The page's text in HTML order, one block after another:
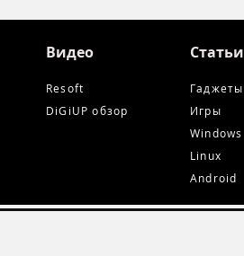
Видео Статьи
Resoft
DiGiUP обзор
Гаджеты
Игры
Windows
Linux
Android